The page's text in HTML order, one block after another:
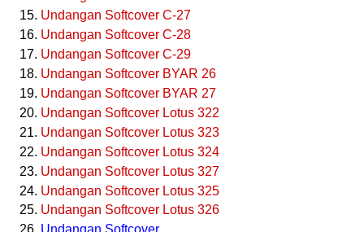
Undangan Softcover C-27
Undangan Softcover C-28
Undangan Softcover C-29
Undangan Softcover BYAR 26
Undangan Softcover BYAR 27
Undangan Softcover Lotus 322
Undangan Softcover Lotus 323
Undangan Softcover Lotus 324
Undangan Softcover Lotus 327
Undangan Softcover Lotus 325
Undangan Softcover Lotus 326